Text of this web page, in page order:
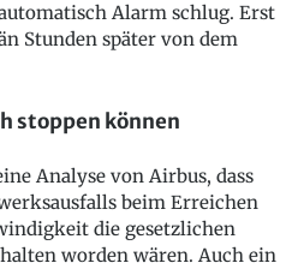
Alarm schlug. Erst
Stunden später von dem
stoppen können
Analyse von Airbus, dass
beim Erreichen
die gesetzlichen
worden wären. Auch ein